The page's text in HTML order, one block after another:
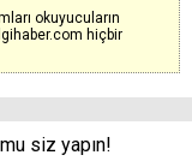
okuyucuların
hiçbir
siz yapın!